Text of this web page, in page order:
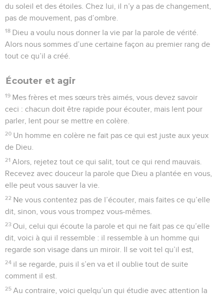
du soleil et des étoiles. Chez lui, il n’y a pas de changement,
pas de mouvement, pas d’ombre.
18 Dieu a voulu nous donner la vie par la parole de vérité.
Alors nous sommes d’une certaine façon au premier rang de
tout ce qu’il a créé.
Écouter et agir
19 Mes frères et mes sœurs très aimés, vous devez savoir
ceci : chacun doit être rapide pour écouter, mais lent pour
parler, lent pour se mettre en colère.
20 Un homme en colère ne fait pas ce qui est juste aux yeux
de Dieu.
21 Alors, rejetez tout ce qui salit, tout ce qui rend mauvais.
Recevez avec douceur la parole que Dieu a plantée en vous,
elle peut vous sauver la vie.
22 Ne vous contentez pas de l’écouter, mais faites ce qu’elle
dit, sinon, vous vous trompez vous-mêmes.
23 Oui, celui qui écoute la parole et qui ne fait pas ce qu’elle
dit, voici à qui il ressemble : il ressemble à un homme qui
regarde son visage dans un miroir. Il se voit tel qu’il est,
24 il se regarde, puis il s’en va et il oublie tout de suite
comment il est.
25 Au contraire, voici quelqu’un qui étudie avec attention la